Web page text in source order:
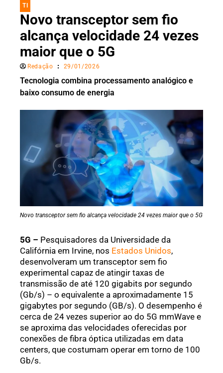
TI
Novo transceptor sem fio
alcança velocidade 24 vezes
maior que o 5G
Redação 29/01/2026
Tecnologia combina processamento analógico e
baixo consumo de energia
Novo transceptor sem fio alcança velocidade 24 vezes maior que o 5G
5G – Pesquisadores da Universidade da
Califórnia em Irvine, nos Estados Unidos,
desenvolveram um transceptor sem fio
experimental capaz de atingir taxas de
transmissão de até 120 gigabits por segundo
(Gb/s) – o equivalente a aproximadamente 15
gigabytes por segundo (GB/s). O desempenho é
cerca de 24 vezes superior ao do 5G mmWave e
se aproxima das velocidades oferecidas por
conexões de fibra óptica utilizadas em data
centers, que costumam operar em torno de 100
Gb/s.